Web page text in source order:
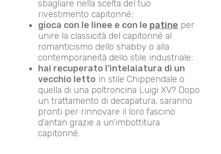
sbagliare nella scelta del tuo
rivestimento capitonné;
gioca con le linee e con le patine per
unire la classicità del capitonné al
romanticismo dello shabby o alla
contemporaneità dello stile industriale;
hai recuperato l’intelaiatura di un
vecchio letto in stile Chippendale o
quella di una poltroncina Luigi XV? Dopo
un trattamento di decapatura, saranno
pronti per rinnovare il loro fascino
d’antan grazie a un’imbottitura
capitonné.